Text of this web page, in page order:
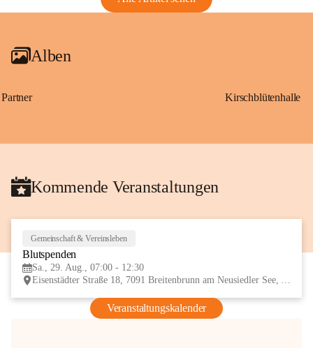
Alben
Partner Kirschblütenhalle
Kommende Veranstaltungen
Gemeinschaft & Vereinsleben
Blutspenden
Sa., 29. Aug., 07:00 - 12:30
Eisenstädter Straße 18, 7091 Breitenbrunn am Neusiedler See, AUT
Veranstaltungskalender